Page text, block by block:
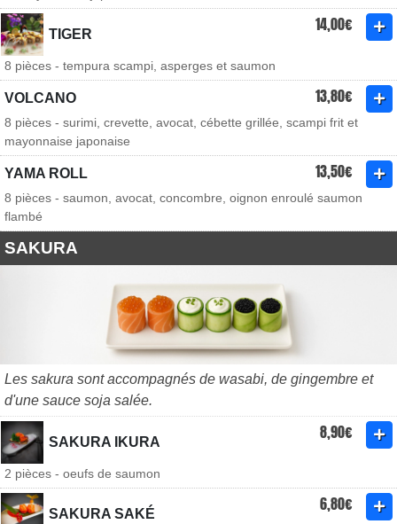
TIGER 14,00€
8 pièces - tempura scampi, asperges et saumon
VOLCANO 13,80€
8 pièces - surimi, crevette, avocat, cébette grillée, scampi frit et
mayonnaise japonaise
YAMA ROLL 13,50€
8 pièces - saumon, avocat, concombre, oignon enroulé saumon
flambé
SAKURA
Les sakura sont accompagnés de wasabi, de gingembre et
d'une sauce soja salée.
SAKURA IKURA 8,90€
2 pièces - oeufs de saumon
SAKURA SAKÉ 6,80€